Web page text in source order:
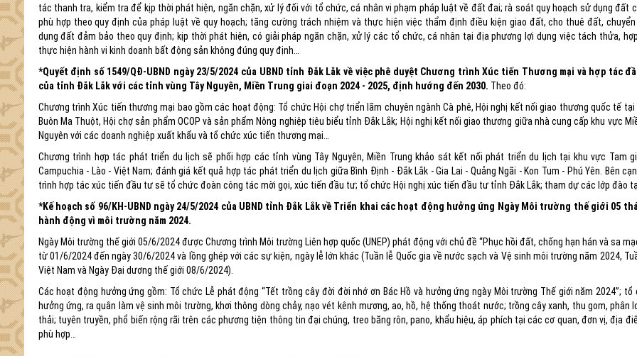
tác thanh tra, kiểm tra để kịp thời phát hiện, ngăn chặn, xử lý đối với tổ chức, cá nhân vi phạm pháp luật về đất đai; rà soát quy hoạch sử dụng đất
phù hợp theo quy định của pháp luật về quy hoạch; tăng cường trách nhiệm và thực hiện việc thẩm định điều kiện giao đất, cho thuê đất,
dụng đất đảm bảo theo quy định; kịp thời phát hiện, có giải pháp ngăn chặn, xử lý các tổ chức, cá nhân tại địa phương lợi dụng việc tách thửa,
thực hiện hành vi kinh doanh bất động sản không đúng quy định…
*Quyết định số 1549/QĐ-UBND ngày 23/5/2024 của UBND tỉnh Đắk Lắk về việc phê duyệt Chương trình Xúc tiến Thương mại và hợp tác
của tỉnh Đắk Lắk với các tỉnh vùng Tây Nguyên, Miền Trung giai đoạn 2024 - 2025, định hướng đến 2030. Theo đó:
Chương trình Xúc tiến thương mại bao gồm các hoạt động: Tổ chức Hội chợ triển lãm chuyên ngành Cà phê, Hội nghị kết nối giao thương quốc tế tại
Buôn Ma Thuột, Hội chợ sản phẩm OCOP và sản phẩm Nông nghiệp tiêu biểu tỉnh Đắk Lắk; Hội nghị kết nối giao thương giữa nhà cung cấp khu vực
Nguyên với các doanh nghiệp xuất khẩu và tổ chức xúc tiến thương mại…
Chương trình hợp tác phát triển du lịch sẽ phối hợp các tỉnh vùng Tây Nguyên, Miền Trung khảo sát kết nối phát triển du lịch tại khu vực Tam
Campuchia - Lào - Việt Nam; đánh giá kết quả hợp tác phát triển du lịch giữa Bình Định - Đắk Lắk - Gia Lai - Quảng Ngãi - Kon Tum - Phú Yên. Bên
trình hợp tác xúc tiến đầu tư sẽ tổ chức đoàn công tác mời gọi, xúc tiến đầu tư; tổ chức Hội nghị xúc tiến đầu tư tỉnh Đắk Lắk; tham dự các lớp đào
*Kế hoạch số 96/KH-UBND ngày 24/5/2024 của UBND tỉnh Đắk Lắk về Triển khai các hoạt động hưởng ứng Ngày Môi trường thế giới 05
hành động vì môi trường năm 2024.
Ngày Môi trường thế giới 05/6/2024 được Chương trình Môi trường Liên hợp quốc (UNEP) phát động với chủ đề “Phục hồi đất, chống hạn hán và sa
từ 01/6/2024 đến ngày 30/6/2024 và lồng ghép với các sự kiện, ngày lễ lớn khác (Tuần lễ Quốc gia về nước sạch và Vệ sinh môi trường năm 2024,
Việt Nam và Ngày Đại dương thế giới 08/6/2024).
Các hoạt động hưởng ứng gồm: Tổ chức Lễ phát động “Tết trồng cây đời đời nhớ ơn Bác Hồ và hưởng ứng ngày Môi trường Thế giới năm 2024”;
hưởng ứng, ra quân làm vệ sinh môi trường, khơi thông dòng chảy, nạo vét kênh mương, ao, hồ, hệ thống thoát nước; trồng cây xanh, thu gom, phân
thải; tuyên truyền, phổ biến rộng rãi trên các phương tiện thông tin đại chúng, treo băng rôn, pano, khẩu hiệu, áp phích tại các cơ quan, đơn vị, địa
phù hợp…